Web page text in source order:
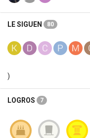
LE SIGUEN 80
)
LOGROS 7